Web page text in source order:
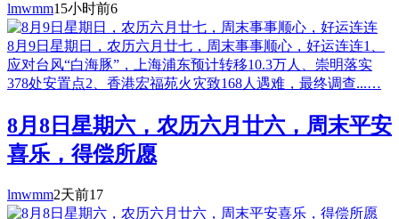
lmwmm15小时前6
8月9日星期日，农历六月廿七，周末事事顺心，好运连连1、
应对台风“白海豚”，上海浦东预计转移10.3万人、崇明落实
378处安置点2、香港宏福苑火灾致168人遇难，最终调查...…
8月8日星期六，农历六月廿六，周末平安
喜乐，得偿所愿
lmwmm2天前17